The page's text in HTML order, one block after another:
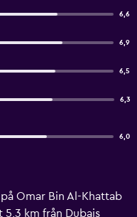
6,6
6,9
6,5
6,3
6,0
Omar Bin Al-Khattab
5,3 km från Dubais